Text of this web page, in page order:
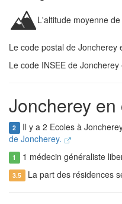
L'altitude moyenne
Le code postal de Joncherey
Le code INSEE de Joncherey
Joncherey en
2 Il y a 2 Ecoles à
de Joncherey.
1 1 médecin généraliste
3.5 La part des résidences